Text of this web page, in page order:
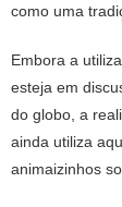
como uma
Embora a
esteja em
do globo, a
ainda utiliza
animaizinhos